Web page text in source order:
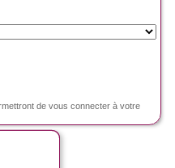
de vous connecter à votre